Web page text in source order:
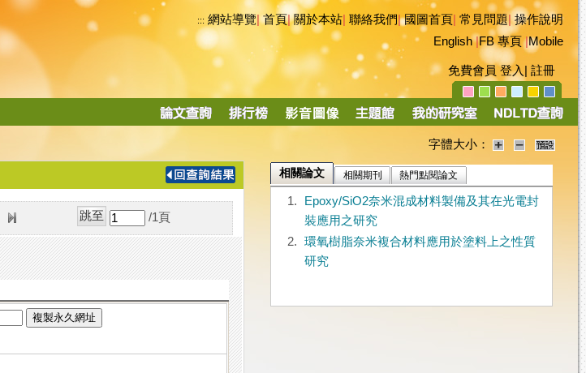
::: 網站導覽|首頁|關於本站 聯絡我們|國圖首頁 常見問題|操作說明
English|FB 專頁|Mobile
免費會員 登入 註冊
導
字體大小：
/1 頁
複製永久網址
相關論文 相關期刊 熱門點閱論文
1.
Epoxy/SiO2奈米混成材料製備及其在光電封
裝應用之研究
2.
環氧樹脂奈米複合材料應用於塗料上之性質
研究